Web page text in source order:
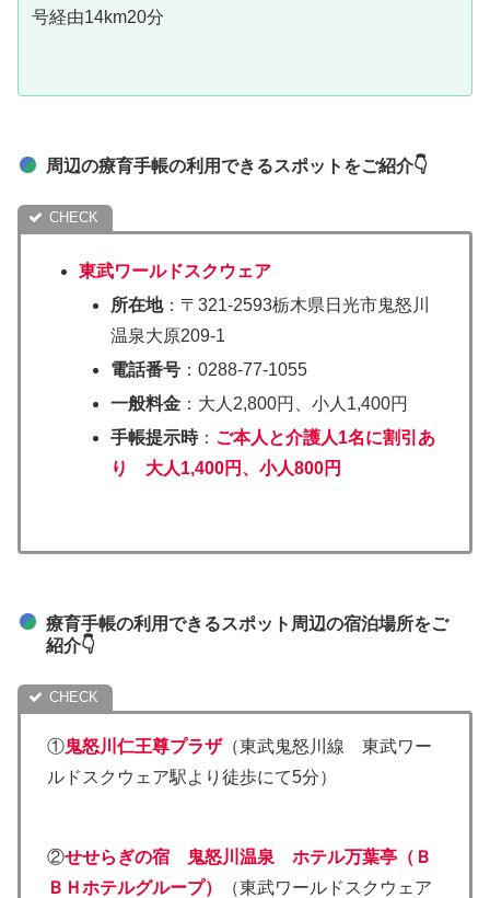
号経由14km20分
周辺の療育手帳の利用できるスポットをご紹介👇
東武ワールドスクウェア
所在地：〒321‐2593栃木県日光市鬼怒川
温泉大原209‐1
電話番号 ：0288‐77‐1055
一般料金 ：大人2,800円、小人1,400円
手帳提示時： ご本人と介護人1名に割引あ
り 大人1,400円、小人800円
療育手帳の利用できるスポット周辺の宿泊場所をご
紹介👇
①鬼怒川仁王尊プラザ（東武鬼怒川線 東武ワー
ルドスクウェア駅より徒歩にて5分）
②せせらぎの宿 鬼怒川温泉 ホテル万葉亭（Ｂ
ＢＨホテルグループ）
（東武ワールドスクウェア